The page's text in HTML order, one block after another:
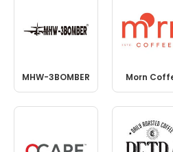
MHW-3BOMBER Morn